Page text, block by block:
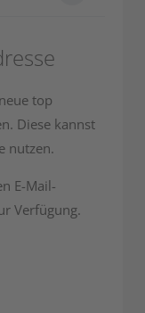
top
Diese kannst
nutzen.
E-Mail-
Verfügung.